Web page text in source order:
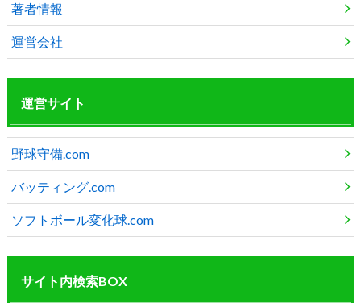
著者情報
運営会社
運営サイト
野球守備.com
バッティング.com
ソフトボール変化球.com
サイト内検索BOX